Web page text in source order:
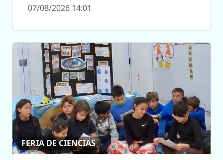
07/08/2026 14:01
FERIA DE CIENCIAS